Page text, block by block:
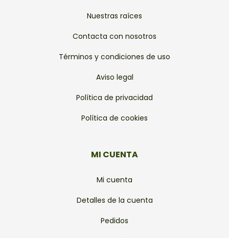
Nuestras raíces
Contacta con nosotros
Términos y condiciones de uso
Aviso legal
Política de privacidad
Política de cookies
MI CUENTA
Mi cuenta
Detalles de la cuenta
Pedidos